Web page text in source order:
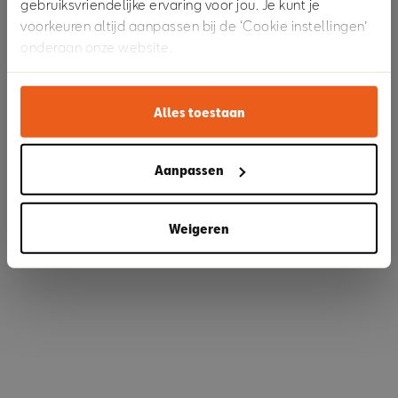
gebruiksvriendelijke ervaring voor jou. Je kunt je
voorkeuren altijd aanpassen bij de ‘Cookie instellingen’
onderaan onze website.
Alles toestaan
Aanpassen
Weigeren